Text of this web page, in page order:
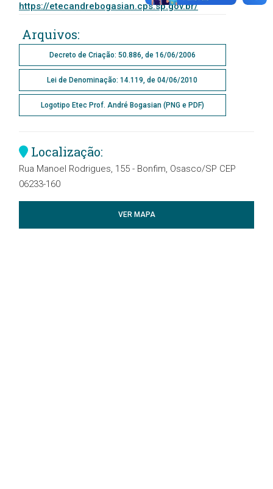
https://etecandrebogasian.cps.sp.gov.br/
Arquivos:
Decreto de Criação: 50.886, de 16/06/2006
Lei de Denominação: 14.119, de 04/06/2010
Logotipo Etec Prof. André Bogasian (PNG e PDF)
Localização:
Rua Manoel Rodrigues, 155 - Bonfim, Osasco/SP CEP
06233-160
VER MAPA